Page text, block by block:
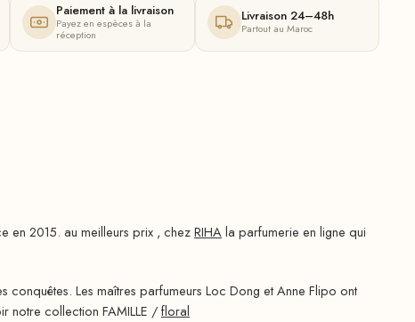
Paiement à la livraison
Payez en espèces à la
réception
Livraison 24–48h
Partout au Maroc
en 2015. au meilleurs prix , chezRIHAla parfumerie en ligne qui
Les maîtres parfumeurs Loc Dong et Anne Flipo ont
notre collection FAMILLE /floral